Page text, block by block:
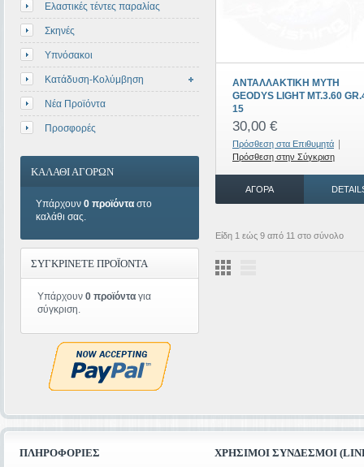
ΑΝΤΑΛΛΑΚΤΙΚΗ ΜΥΤΗ
GEODYS LIGHT MT.3.60
15
30,00 €
Πρόσθεση στα Επιθυμητά
Πρόσθεση στην Σύγκριση
ΑΓΟΡΆ
Είδη 1 εώς 9 από 11 στο σύνολο
Ελαστικές τέντες παραλίας
Σκηνές
Υπνόσακοι
Κατάδυση-Κολύμβηση
Νέα Προϊόντα
Προσφορές
ΚΑΛΑΘΙ ΑΓΟΡΩΝ
Υπάρχουν 0 προϊόντα στο
καλάθι σας.
ΣΥΓΚΡΙΝΕΤΕ ΠΡΟΪΟΝΤΑ
Υπάρχουν 0 προϊόντα για
σύγκριση.
ΠΛΗΡΟΦΟΡΊΕΣ ΧΡΉΣΙΜΟΙ ΣΎΝΔΕΣΜΟΙ